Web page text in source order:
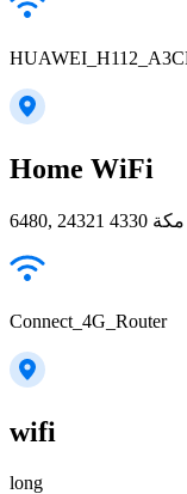
Home WiFi
4330
Connect_4G_Router
wifi
long